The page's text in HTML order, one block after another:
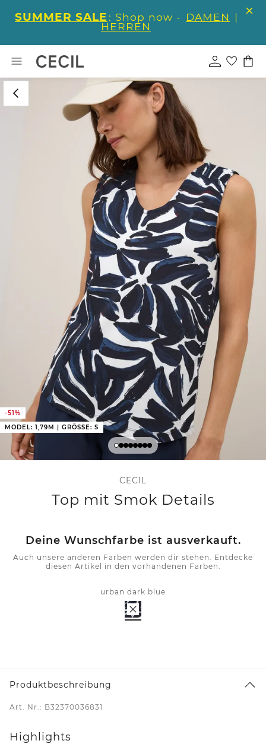
SUMMER SALE : Shop now - DAMEN |
HERREN
-51%
MODEL: 1,79M | GRÖSSE: S
CECIL
Top mit Smok Details
Deine Wunschfarbe ist ausverkauft.
Auch unsere anderen Farben werden dir stehen. Entdecke
diesen Artikel in den vorhandenen Farben.
urban dark blue
Produktbeschreibung
Art. Nr.: B32370036831
Highlights